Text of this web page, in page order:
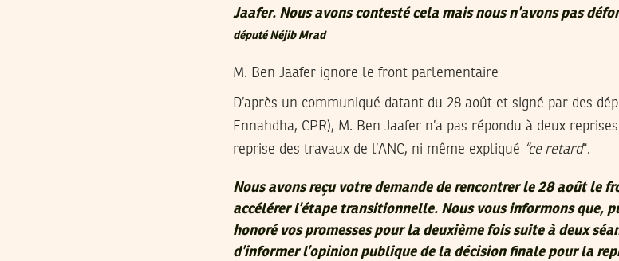
Jaafer. Nous avons contesté cela mais nous n’avons pas
député Néjib Mrad
M. Ben Jaafer ignore le front parlementaire
D’après un communiqué datant du 28 août et signé par des
Ennahdha, CPR), M. Ben Jaafer n’a pas répondu à deux
reprise des travaux de l’ANC, ni même expliqué “ce retard“.
Nous avons reçu votre demande de rencontrer le 28 août le
accélérer l’étape transitionnelle. Nous vous informons que,
honoré vos promesses pour la deuxième fois suite à deux
d’informer l’opinion publique de la décision finale pour la